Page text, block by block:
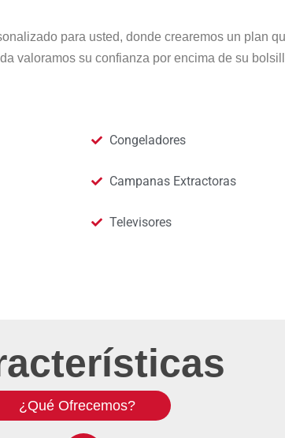
para usted, donde crearemos un plan
valoramos su confianza por encima de su
Congeladores
Campanas Extractoras
Televisores
¿Qué Ofrecemos?